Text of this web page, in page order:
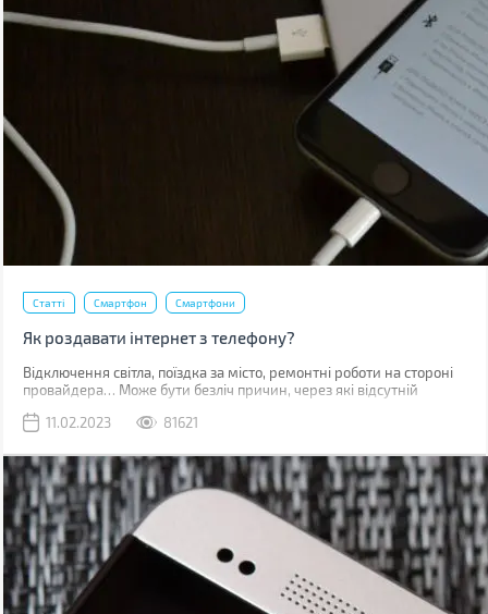
Статті Смартфон Смартфони
Як роздавати інтернет з телефону?
Відключення світла, поїздка за місто, ремонтні роботи на стороні
провайдера… Може бути безліч причин, через які відсутній
мобільна мережа, звичайно, якщо ви знаходитесь у зоні її
11.02.2023 81621